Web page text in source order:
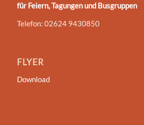
für Feiern, Tagungen und Busgruppen
Telefon: 02624 9430850
FLYER
Download